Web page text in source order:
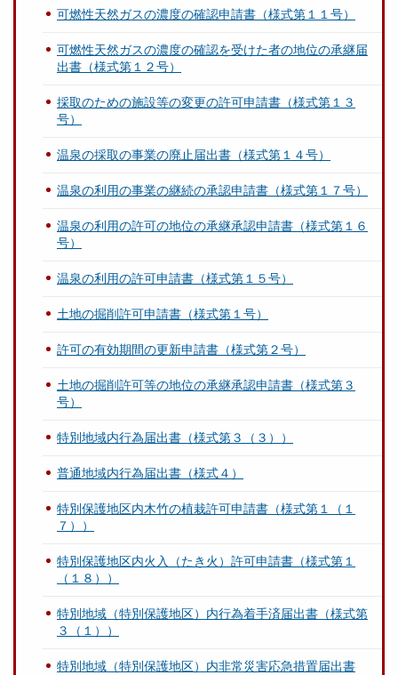
可燃性天然ガスの濃度の確認申請書（様式第１１号）
可燃性天然ガスの濃度の確認を受けた者の地位の承継届
出書（様式第１２号）
採取のための施設等の変更の許可申請書（様式第１３
号）
温泉の採取の事業の廃止届出書（様式第１４号）
温泉の利用の事業の継続の承認申請書（様式第１７号）
温泉の利用の許可の地位の承継承認申請書（様式第１６
号）
温泉の利用の許可申請書（様式第１５号）
土地の掘削許可申請書（様式第１号）
許可の有効期間の更新申請書（様式第２号）
土地の掘削許可等の地位の承継承認申請書（様式第３
号）
特別地域内行為届出書（様式第３（３））
普通地域内行為届出書（様式４）
特別保護地区内木竹の植栽許可申請書（様式第１（１
７））
特別保護地区内火入（たき火）許可申請書（様式第１
（１８））
特別地域（特別保護地区）内行為着手済届出書（様式第
３（１））
特別地域（特別保護地区）内非常災害応急措置届出書